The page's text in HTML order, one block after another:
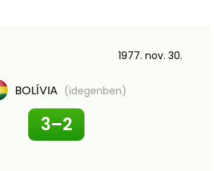
1977. nov. 30.
BOLÍVIA (idegenben)
3–2